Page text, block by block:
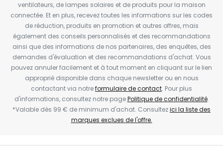
ventilateurs, de lampes solaires et de produits pour la maison
connectée. Et en plus, recevez toutes les informations sur les codes
de réduction, produits en promotion et autres offres, mais
également des conseils personnalisés et des recommandations
ainsi que des informations de nos partenaires, des enquêtes, des
demandes d'évaluation et des recommandations d'achat. Vous
pouvez annuler facilement et à tout moment en cliquant sur le lien
approprié disponible dans chaque newsletter ou en nous
contactant via notreformulaire de contact. Pour plus
d'informations, consultez notre pagePolitique de confidentialité.
*Valable dès 99 € de minimum d'achat. Consultezici la liste des
marques exclues de l'offre.